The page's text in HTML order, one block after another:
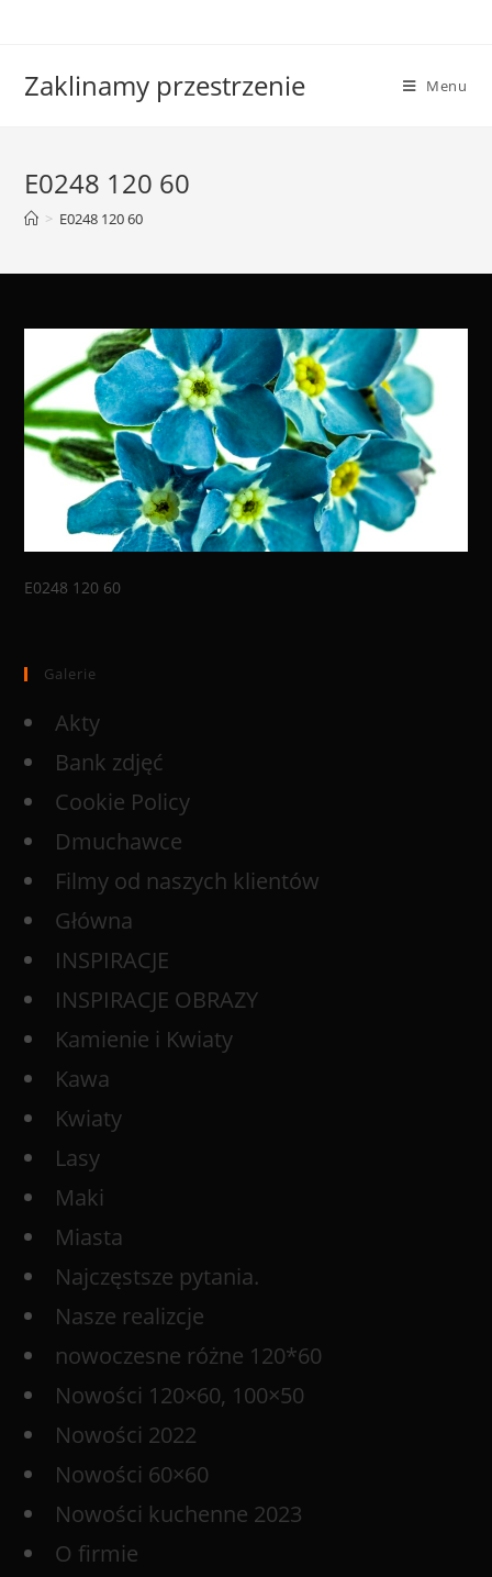
Zaklinamy przestrzenie Menu
E0248 120 60
> E0248 120 60
E0248 120 60
Galerie
Akty
Bank zdjęć
Cookie Policy
Dmuchawce
Filmy od naszych klientów
Główna
INSPIRACJE
INSPIRACJE OBRAZY
Kamienie i Kwiaty
Kawa
Kwiaty
Lasy
Maki
Miasta
Najczęstsze pytania.
Nasze realizcje
nowoczesne różne 120*60
Nowości 120×60, 100×50
Nowości 2022
Nowości 60×60
Nowości kuchenne 2023
O firmie